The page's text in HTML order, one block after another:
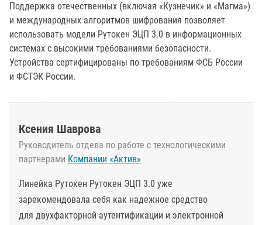
Поддержка отечественных (включая «Кузнечик» и «Магма»)
и международных алгоритмов шифрования позволяет
использовать модели Рутокен ЭЦП 3.0 в информационных
системах с высокими требованиями безопасности.
Устройства сертифицированы по требованиям ФСБ России
и ФСТЭК России.
Ксения Шаврова
Руководитель отдела по работе с технологическими
партнерами Компании «Актив»
Линейка Рутокен Рутокен ЭЦП 3.0 уже
зарекомендовала себя как надежное средство
для двухфакторной аутентификации и электронной